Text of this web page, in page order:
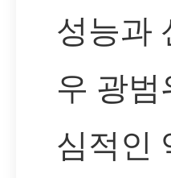
성능과
우 광
심적인